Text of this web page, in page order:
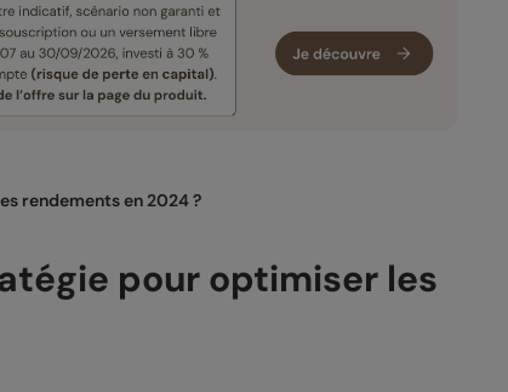
rendements en 2024 ?
pour optimiser les